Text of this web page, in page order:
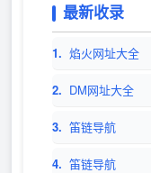
最新收录
1. 焰火网址大全
2. DM网址大全
3. 笛链导航
4. 笛链导航